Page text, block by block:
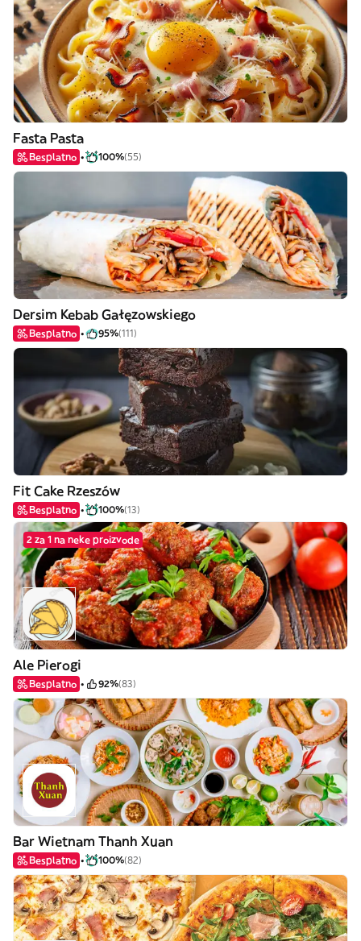
Fasta Pasta
Besplatno 100%(55)
Dersim Kebab Gałęzowskiego
Besplatno 95%(111)
Fit Cake Rzeszów
Besplatno 100%(13)
2 za 1 na neke proizvode
Ale Pierogi
Besplatno 92%(83)
Bar Wietnam Thanh Xuan
Besplatno 100%(82)